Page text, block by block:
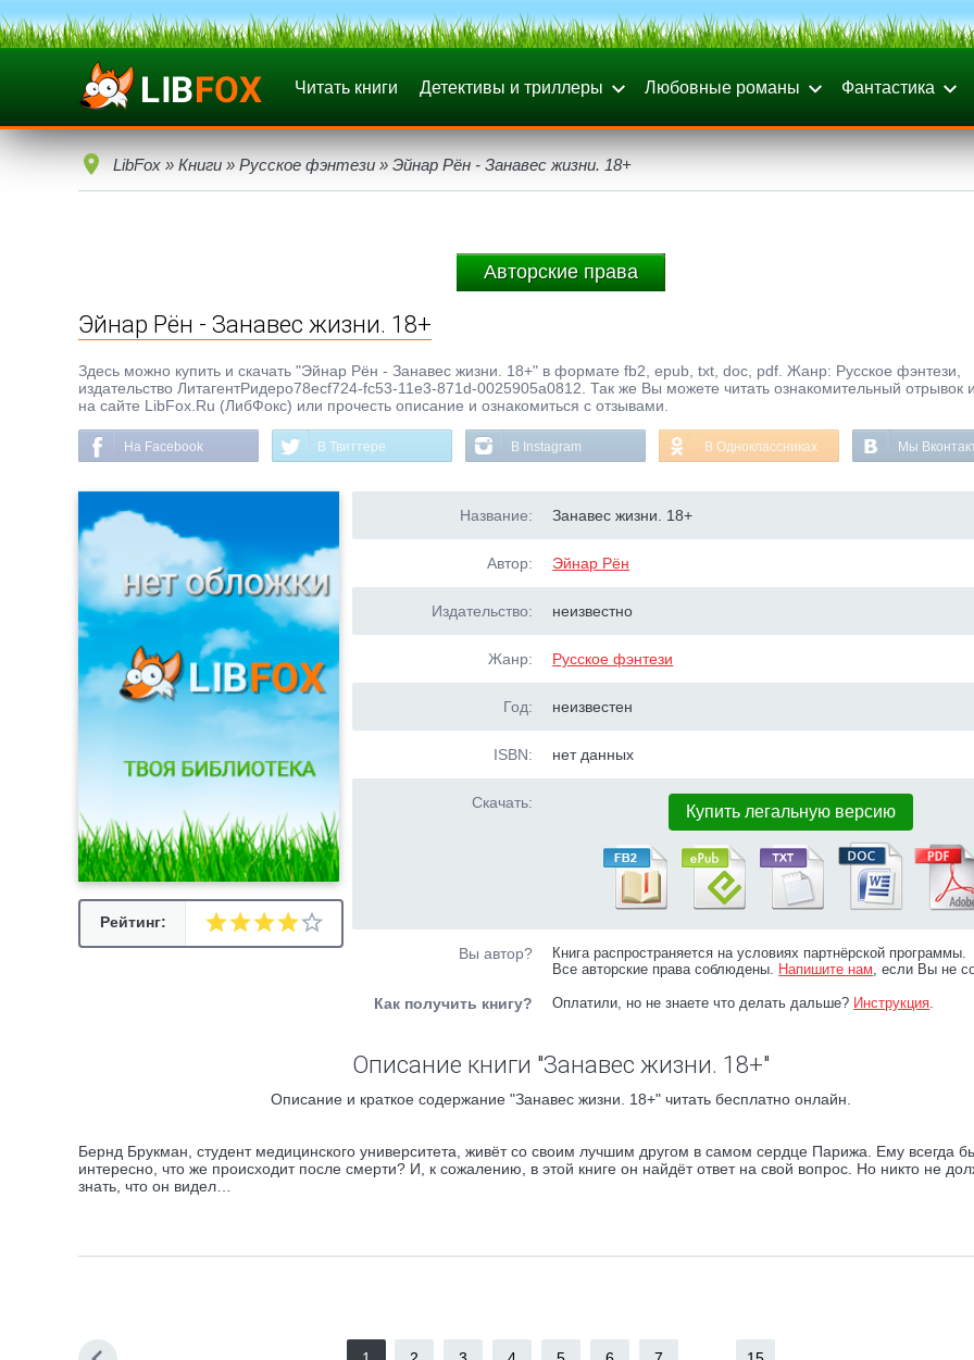
Читать книги Детективы и триллеры Любовные романы Фантастика
LibFox » Книги » Русское фэнтези » Эйнар Рён - Занавес жизни. 18+
Авторские права
Эйнар Рён - Занавес жизни. 18+
Здесь можно купить и скачать "Эйнар Рён - Занавес жизни. 18+" в формате fb2, epub, txt, doc, pdf. Жанр: Русское фэнтези,
издательство ЛитагентРидеро78ecf724-fc53-11e3-871d-0025905a0812. Так же Вы можете читать ознакомительный отрывок
на сайте LibFox.Ru (ЛибФокс) или прочесть описание и ознакомиться с отзывами.
На Facebook В Твиттере В Instagram В Одноклассниках Мы
Рейтинг:
Название: Занавес жизни. 18+
Автор: Эйнар Рён
Издательство: неизвестно
Жанр: Русское фэнтези
Год: неизвестен
ISBN: нет данных
Скачать: Купить легальную версию
Вы автор?
Книга распространяется на условиях партнёрской программы.
Все авторские права соблюдены. Напишите нам, если Вы не
Как получить книгу? Оплатили, но не знаете что делать дальше? Инструкция.
Описание книги "Занавес жизни. 18+"
Описание и краткое содержание "Занавес жизни. 18+" читать бесплатно онлайн.
Бернд Брукман, студент медицинского университета, живёт со своим лучшим другом в самом сердце Парижа. Ему всегда
интересно, что же происходит после смерти? И, к сожалению, в этой книге он найдёт ответ на свой вопрос. Но никто не
знать, что он видел…